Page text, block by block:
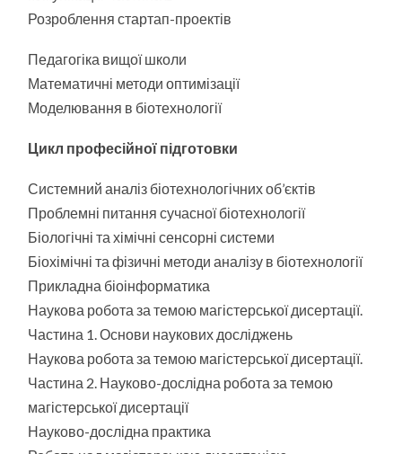
Розроблення стартап-проектів
Педагогіка вищої школи
Математичні методи оптимізації
Моделювання в біотехнології
Цикл професійної підготовки
Системний аналіз біотехнологічних об’єктів
Проблемні питання сучасної біотехнології
Біологічні та хімічні сенсорні системи
Біохімічні та фізичні методи аналізу в біотехнології
Прикладна біоінформатика
Наукова робота за темою магістерської дисертації.
Частина 1. Основи наукових досліджень
Наукова робота за темою магістерської дисертації.
Частина 2. Науково-дослідна робота за темою
магістерської дисертації
Науково-дослідна практика